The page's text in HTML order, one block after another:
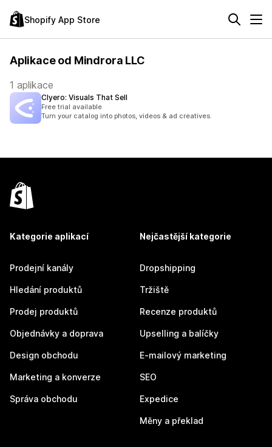
Shopify App Store
Aplikace od Mindrora LLC
1 aplikace
Clyero: Visuals That Sell
Free trial available
Turn your catalog into photos, videos & ad creatives.
Kategorie aplikací
Prodejní kanály
Hledání produktů
Prodej produktů
Objednávky a doprava
Design obchodu
Marketing a konverze
Správa obchodu
Nejčastější kategorie
Dropshipping
Tržiště
Recenze produktů
Upselling a balíčky
E-mailový marketing
SEO
Expedice
Měny a překlad